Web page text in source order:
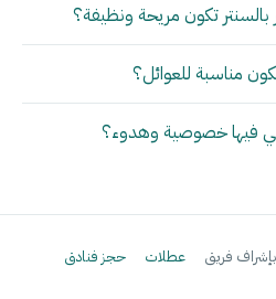
تكون مريحة ونظيفة؟
مناسبة للعوائل؟
فيها خصوصية وهدوء؟
فريق عطلات حجز فنادق